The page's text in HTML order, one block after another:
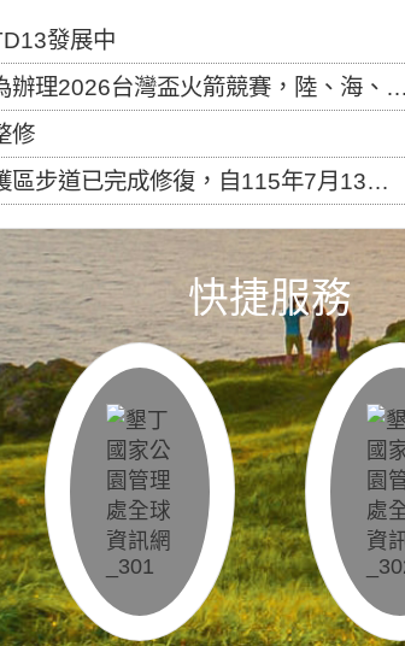
發展中
盃火箭競賽，陸、海、空域警戒及協調相關事宜，因颱風備案事宜
修
，自115年7月13日（星期一）起恢復開放入園，歡迎民眾依規定申請入園....
快捷服務